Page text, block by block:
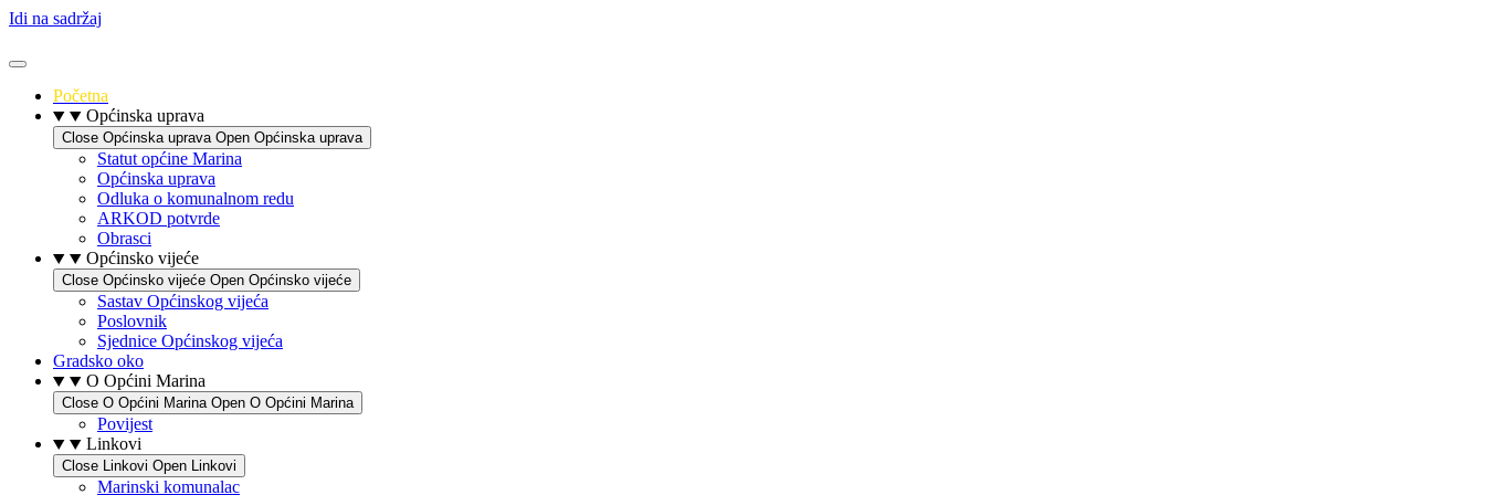
Idi na sadržaj
Početna
Općinska uprava
Close Općinska uprava Open Općinska uprava
Statut općine Marina
Općinska uprava
Odluka o komunalnom redu
ARKOD potvrde
Obrasci
Općinsko vijeće
Close Općinsko vijeće Open Općinsko vijeće
Sastav Općinskog vijeća
Poslovnik
Sjednice Općinskog vijeća
Gradsko oko
O Općini Marina
Close O Općini Marina Open O Općini Marina
Povijest
Linkovi
Close Linkovi Open Linkovi
Marinski komunalac